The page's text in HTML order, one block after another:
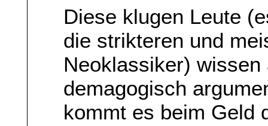
Diese klugen Leute
die strikteren und
Neoklassiker)
demagogisch
kommt es beim Geld